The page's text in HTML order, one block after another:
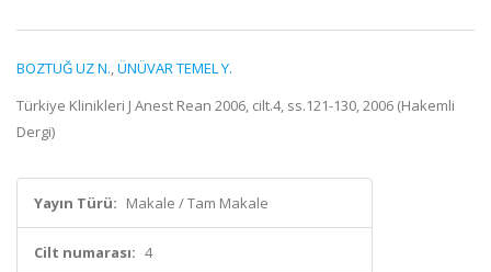
BOZTUĞ UZ N.,ÜNÜVAR TEMEL Y.
Türkiye Klinikleri J Anest Rean 2006, cilt.4, ss.121-130, 2006 (Hakemli
Dergi)
Yayın Türü: Makale / Tam Makale
Cilt numarası: 4